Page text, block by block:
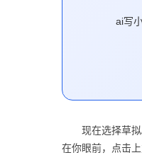
ai写
现在选择草
在你眼前，点击